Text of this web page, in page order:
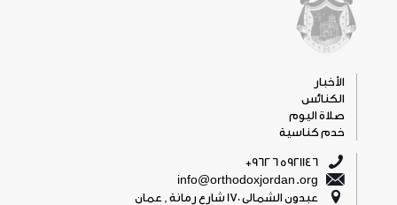
الأخبار
الكنائس
صلاة اليوم
خدم كناسية
5921146 6 962+
info@orthodoxjordan.org
عبدون الشمالي 170 شارع رمانة , عمان